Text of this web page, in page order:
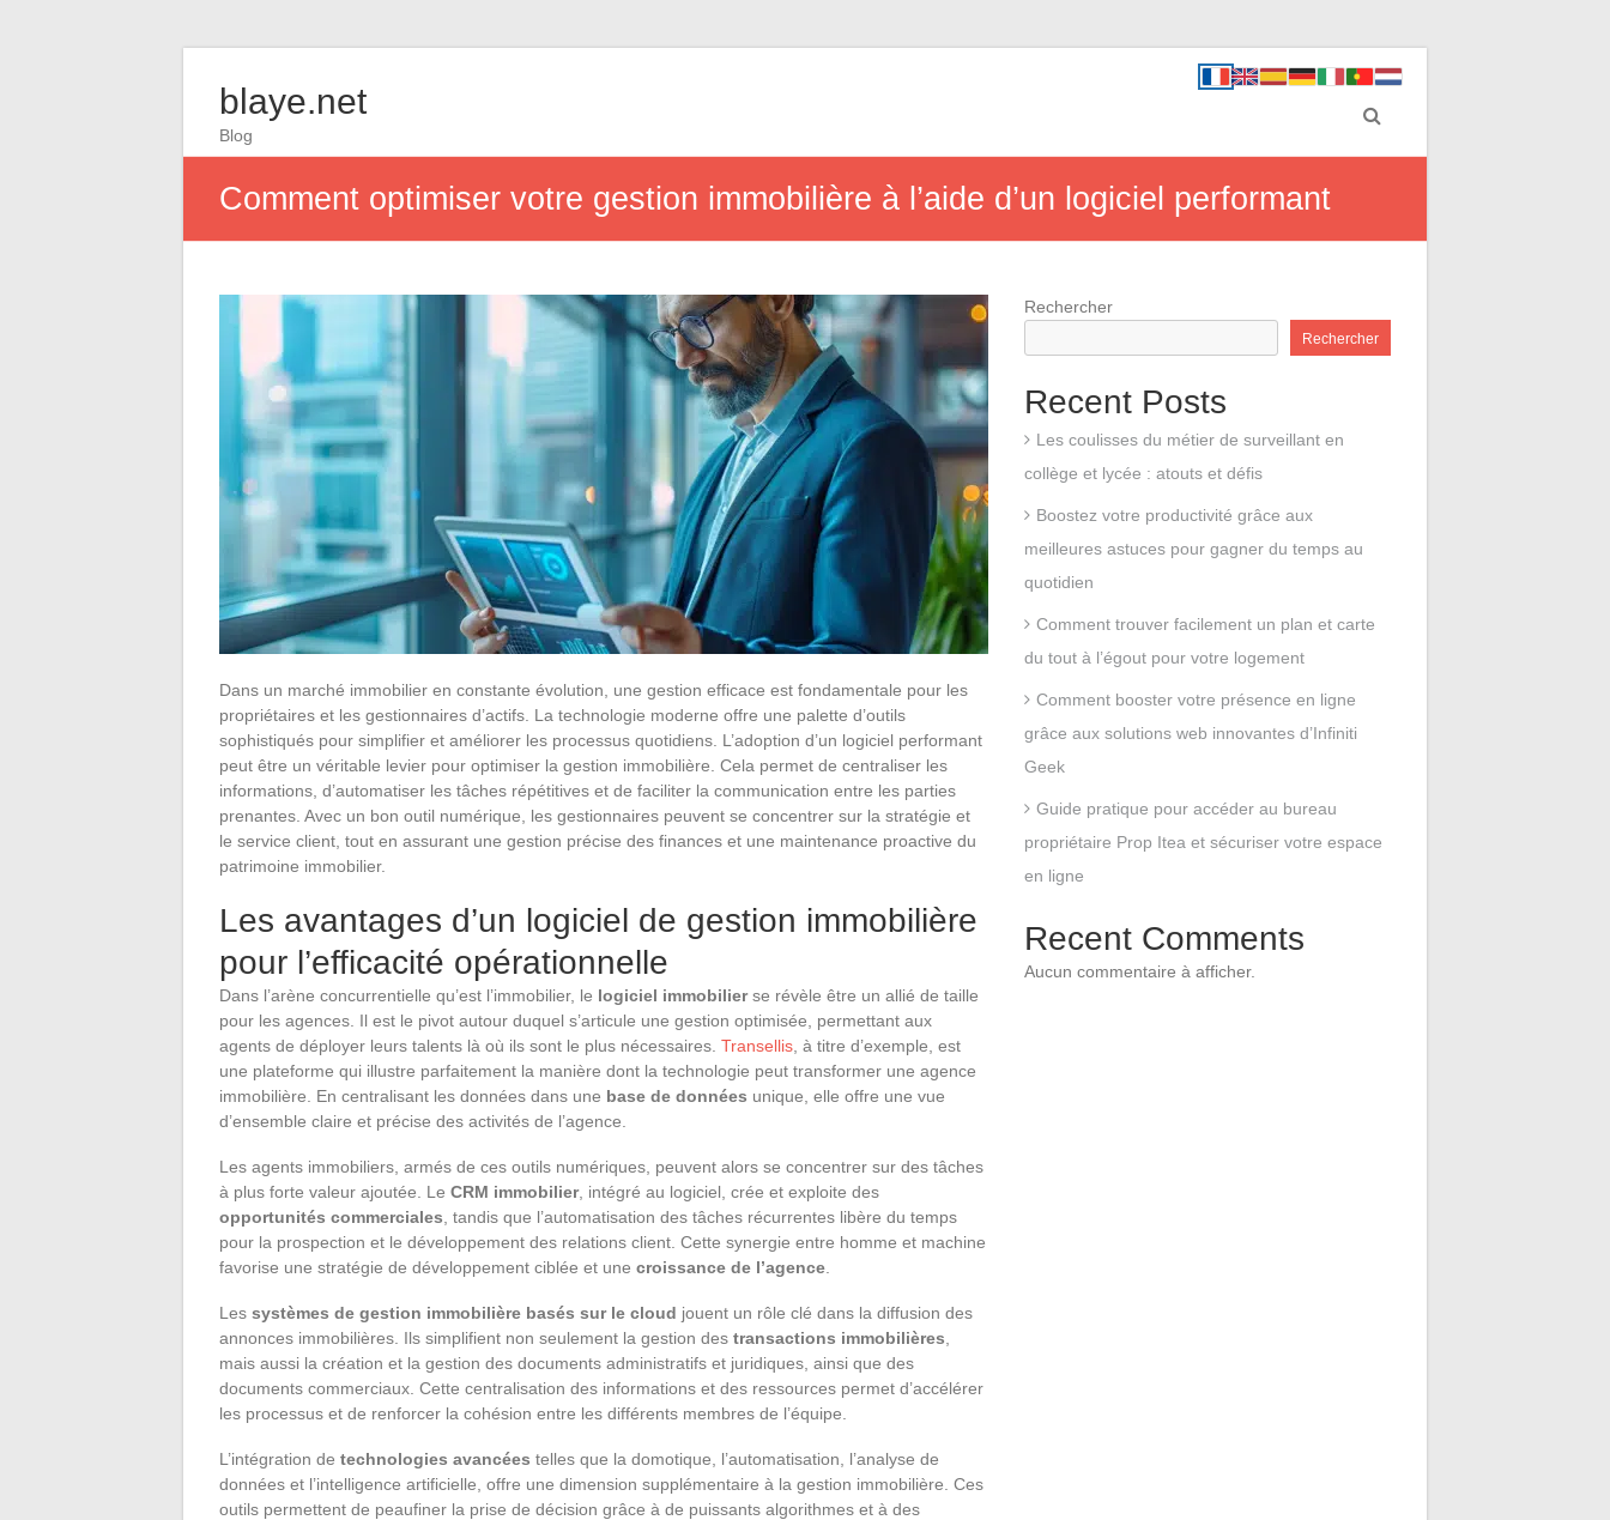
blaye.net
Blog
Comment optimiser votre gestion immobilière à l’aide d’un logiciel performant
Dans un marché immobilier en constante évolution, une gestion efficace est fondamentale pour les
propriétaires et les gestionnaires d’actifs. La technologie moderne offre une palette d’outils
sophistiqués pour simplifier et améliorer les processus quotidiens. L’adoption d’un logiciel performant
peut être un véritable levier pour optimiser la gestion immobilière. Cela permet de centraliser les
informations, d’automatiser les tâches répétitives et de faciliter la communication entre les parties
prenantes. Avec un bon outil numérique, les gestionnaires peuvent se concentrer sur la stratégie et
le service client, tout en assurant une gestion précise des finances et une maintenance proactive du
patrimoine immobilier.
Les avantages d’un logiciel de gestion immobilière
pour l’efficacité opérationnelle
Dans l’arène concurrentielle qu’est l’immobilier, le logiciel immobilierse révèle être un allié de taille
pour les agences. Il est le pivot autour duquel s’articule une gestion optimisée, permettant aux
agents de déployer leurs talents là où ils sont le plus nécessaires. Transellis , à titre d’exemple, est
une plateforme qui illustre parfaitement la manière dont la technologie peut transformer une agence
immobilière. En centralisant les données dans une base de données unique, elle offre une vue
d’ensemble claire et précise des activités de l’agence.
Les agents immobiliers, armés de ces outils numériques, peuvent alors se concentrer sur des tâches
à plus forte valeur ajoutée. Le CRM immobilier, intégré au logiciel, crée et exploite des
opportunités commerciales , tandis que l’automatisation des tâches récurrentes libère du temps
pour la prospection et le développement des relations client. Cette synergie entre homme et machine
favorise une stratégie de développement ciblée et une croissance de l’agence
Les systèmes de gestion immobilière basés sur le cloud jouent un rôle clé dans la diffusion des
annonces immobilières. Ils simplifient non seulement la gestion des transactions immobilières
mais aussi la création et la gestion des documents administratifs et juridiques, ainsi que des
documents commerciaux. Cette centralisation des informations et des ressources permet d’accélérer
les processus et de renforcer la cohésion entre les différents membres de l’équipe.
L’intégration de technologies avancées telles que la domotique, l’automatisation, l’analyse de
données et l’intelligence artificielle, offre une dimension supplémentaire à la gestion immobilière. Ces
outils permettent de peaufiner la prise de décision grâce à de puissants algorithmes et à des
Rechercher
Rechercher
Recent Posts
Les coulisses du métier de surveillant en
collège et lycée : atouts et défis
Boostez votre productivité grâce aux
meilleures astuces pour gagner du temps au
quotidien
Comment trouver facilement un plan et carte
du tout à l’égout pour votre logement
Comment booster votre présence en ligne
grâce aux solutions web innovantes d’Infiniti
Geek
Guide pratique pour accéder au bureau
propriétaire Prop Itea et sécuriser votre espace
en ligne
Recent Comments
Aucun commentaire à afficher.